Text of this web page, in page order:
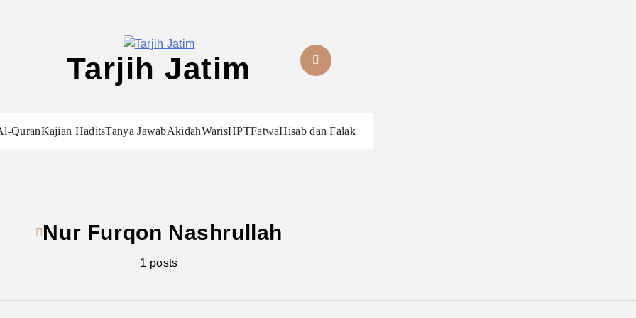
Tarjih Jatim
QuranKajian HaditsTanya JawabAkidahWarisHPTFatwaHisab dan Falak
Nur Furqon Nashrullah
1 posts